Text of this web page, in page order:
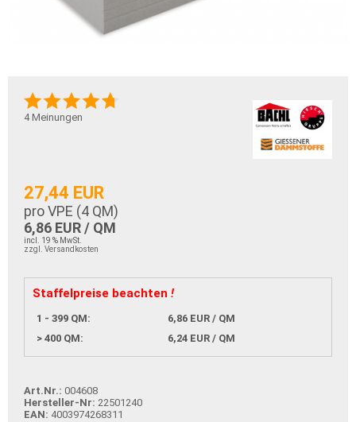
4Meinungen
27,44 EUR
pro VPE (4 QM)
6,86 EUR / QM
incl. 19 % MwSt.
zzgl. Versandkosten
Staffelpreise beachten !
1 - 399 QM:
6,86 EUR / QM
> 400 QM:
6,24 EUR / QM
Art.Nr.: 004608
Hersteller-Nr: 22501240
EAN: 4003974268311